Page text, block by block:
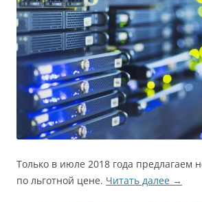
Только в июле 2018 года предлагаем
по льготной цене. Читать далее →